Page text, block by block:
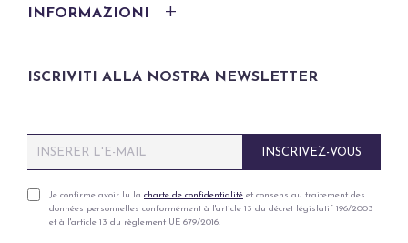
INFORMAZIONI
ISCRIVITI ALLA NOSTRA NEWSLETTER
m
iP
Je confirme avoir lu la charte de confidentialité et consens au traitement des
données personnelles conformément à l'article 13 du décret législatif 196/2003
et à l'article 13 du règlement UE 679/2016.
INSCRIVEZ-VOUS